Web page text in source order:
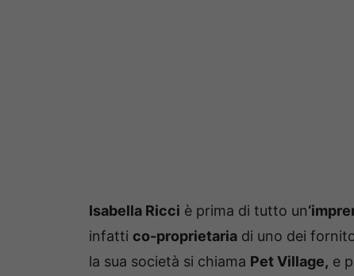
Isabella Ricci è prima di tutto un
infatti co-proprietaria di uno dei
la sua società si chiama Pet Village, e